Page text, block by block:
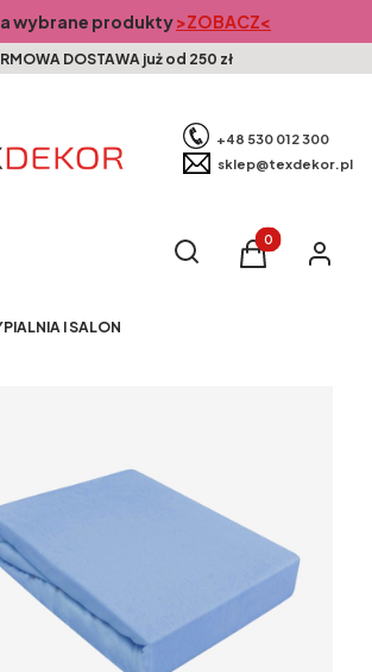
wybrane produkty>ZOBACZ<
DOSTAWA już od 250 zł
+48 530 012 300
sklep@texdekor.pl
Otwórz wyszukiwarkę
Szukaj Produkty w
Koszyk Zaloguj
I SALON